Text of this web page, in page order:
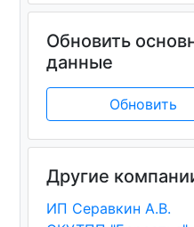
Обновить
данные
Обновить
Другие
ИП Серавкин А.В.